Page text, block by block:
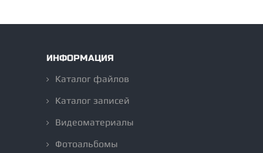
ИНФОРМАЦИЯ
Каталог файлов
Каталог записей
Видеоматериалы
Фотоальбомы